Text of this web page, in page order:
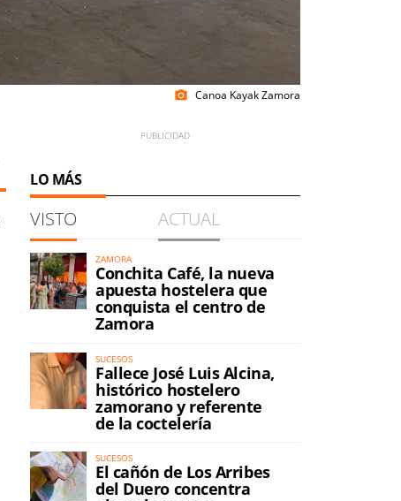
photo_camera Canoa Kayak Zamora
LO MÁS
VISTO ACTUAL
ZAMORA
Conchita Café, la nueva
apuesta hostelera que
conquista el centro de
Zamora
SUCESOS
Fallece José Luis Alcina,
histórico hostelero
zamorano y referente
de la coctelería
SUCESOS
El cañón de Los Arribes
del Duero concentra